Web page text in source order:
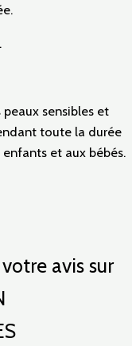
peaux sensibles et
toute la durée
et aux bébés.
avis sur